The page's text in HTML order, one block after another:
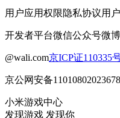
用户应用权限隐私协议用
开发者平台微信公众号微
@wali.com京ICP证110335
京公网安备
小米游戏中心
发现游戏 发现你